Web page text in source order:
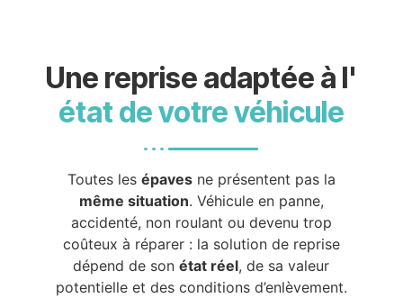
Une reprise adaptée à l'
état de votre véhicule
Toutes les épavesne présentent pas la
même situation. Véhicule en panne,
accidenté, non roulant ou devenu trop
coûteux à réparer : la solution de reprise
dépend de sonétat réel, de sa valeur
potentielle et des conditions d’enlèvement.